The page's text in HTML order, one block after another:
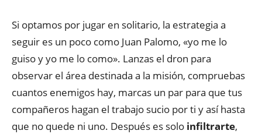
Si optamos por jugar en solitario, la estrategia a
seguir es un poco como Juan Palomo, «yo me lo
guiso y yo me lo como». Lanzas el dron para
observar el área destinada a la misión, compruebas
cuantos enemigos hay, marcas un par para que tus
compañeros hagan el trabajo sucio por ti y así hasta
que no quede ni uno. Después es solo infiltrarte,